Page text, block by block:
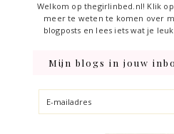
Welkom op thegirlinbed.nl! Klik
meer te weten te komen over
blogposts en lees iets wat je
Mijn blogs in jouw
E-
mailadres